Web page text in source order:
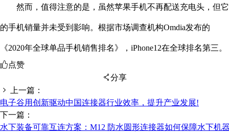
然而，值得注意的是，虽然苹果手机不再配送充电头，但它
的手机销量并未受到影响。根据市场调查机构Omdia发布的
《2020年全球单品手机销售排名》，iPhone12在全球排名第三。
点赞
分享
扫码分享至微信
上一篇：
电子谷用创新驱动中国连接器行业效率，提升产业发展!
下一篇：
水下装备可靠互连方案：M12 防水圆形连接器如何保障水下机